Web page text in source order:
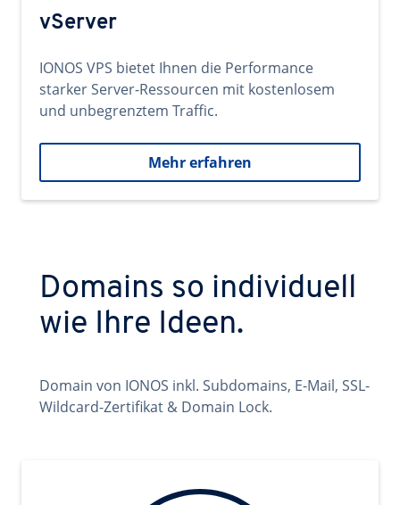
vServer
IONOS VPS bietet Ihnen die Performance
starker Server-Ressourcen mit kostenlosem
und unbegrenztem Traffic.
Mehr erfahren
Domains so individuell
wie Ihre Ideen.
Domain von IONOS inkl. Subdomains, E-Mail, SSL-
Wildcard-Zertifikat & Domain Lock.